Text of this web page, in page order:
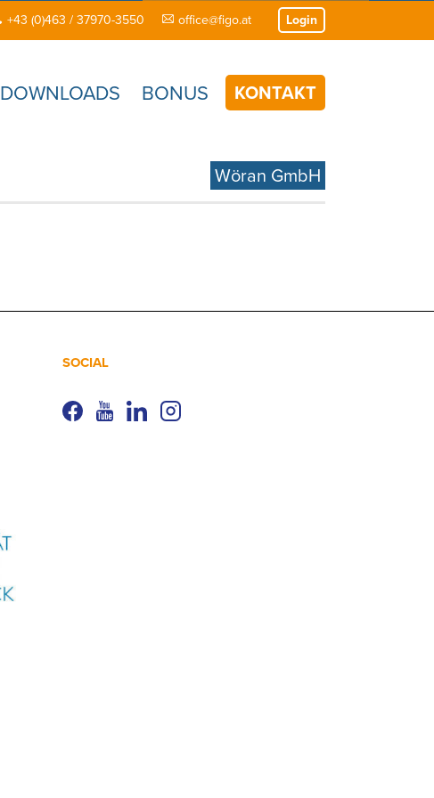
+43 (0)463 / 37970-3550 office@figo.at Login
DOWNLOADS BONUS KONTAKT
Wöran GmbH
SOCIAL